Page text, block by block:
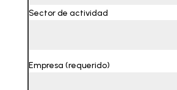
Sector de actividad
Empresa (requerido)